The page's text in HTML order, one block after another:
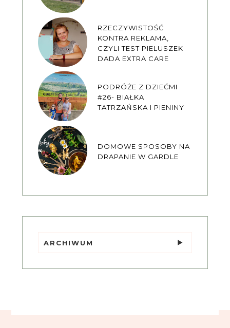
RZECZYWISTOŚĆ
KONTRA REKLAMA,
CZYLI TEST PIELUSZEK
DADA EXTRA CARE
PODRÓŻE Z DZIEĆMI
#26- BIAŁKA
TATRZAŃSKA I PIENINY
DOMOWE SPOSOBY NA
DRAPANIE W GARDLE
ARCHIWUM